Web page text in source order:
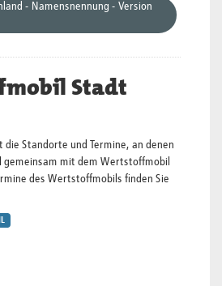
- Namensnennung - Version
Stadt
Standorte und Termine, an denen
gemeinsam mit dem Wertstoffmobil
des Wertstoffmobils finden Sie